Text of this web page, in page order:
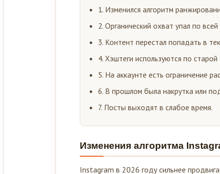
1. Изменился алгоритм
2. Органический охват упал по всей
3. Контент перестал попадать в
4. Хэштеги используются по старой
5. На аккаунте есть ограничение
6. В прошлом была накрутка или
7. Посты выходят в слабое время.
Изменения алгоритма
Instagram в 2026 году сильнее